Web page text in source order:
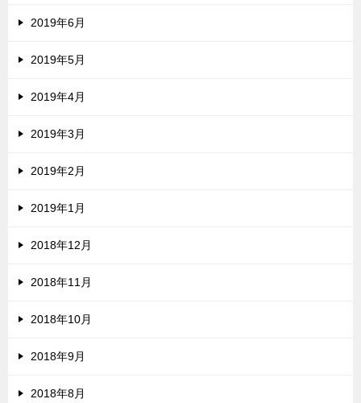
2019年6月
2019年5月
2019年4月
2019年3月
2019年2月
2019年1月
2018年12月
2018年11月
2018年10月
2018年9月
2018年8月